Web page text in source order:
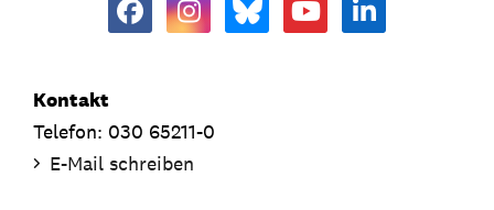
Kontakt
Telefon: 030 65211-0
E-Mail schreiben